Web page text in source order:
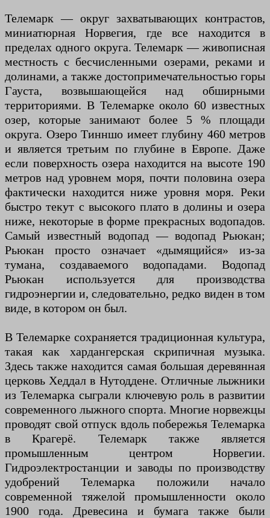
Телемарк — округ захватывающих контрастов,
миниатюрная Норвегия, где все находится в
пределах одного округа. Телемарк — живописная
местность с бесчисленными озерами, реками и
долинами, а также достопримечательностью горы
Гауста, возвышающейся над обширными
территориями. В Телемарке около 60 известных
озер, которые занимают более 5 % площади
округа. Озеро Тинншо имеет глубину 460 метров
и является третьим по глубине в Европе. Даже
если поверхность озера находится на высоте 190
метров над уровнем моря, почти половина озера
фактически находится ниже уровня моря. Реки
быстро текут с высокого плато в долины и озера
ниже, некоторые в форме прекрасных водопадов.
Самый известный водопад — водопад Рьюкан;
Рьюкан просто означает «дымящийся» из-за
тумана, создаваемого водопадами. Водопад
Рьюкан используется для производства
гидроэнергии и, следовательно, редко виден в том
виде, в котором он был.
В Телемарке сохраняется традиционная культура,
такая как хардангерская скрипичная музыка.
Здесь также находится самая большая деревянная
церковь Хеддал в Нутоддене. Отличные лыжники
из Телемарка сыграли ключевую роль в развитии
современного лыжного спорта. Многие норвежцы
проводят свой отпуск вдоль побережья Телемарка
в Крагерё. Телемарк также является
промышленным центром Норвегии.
Гидроэлектростанции и заводы по производству
удобрений Телемарка положили начало
современной тяжелой промышленности около
1900 года. Древесина и бумага также были